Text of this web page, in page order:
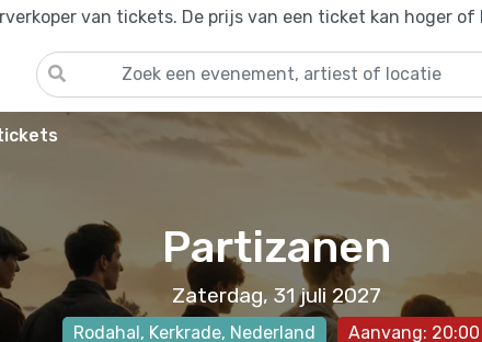
van tickets. De prijs van een ticket kan hoger
Partizanen
Zaterdag, 31 juli 2027
Rodahal, Kerkrade, Nederland Aanvang: 20:00